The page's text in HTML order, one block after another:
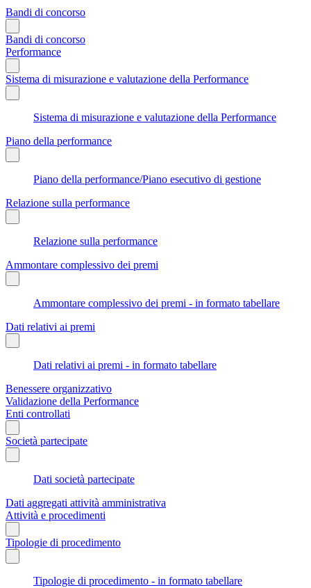
Bandi di concorso
Bandi di concorso
Performance
Sistema di misurazione e valutazione della Performance
Sistema di misurazione e valutazione della Performance
Piano della performance
Piano della performance/Piano esecutivo di gestione
Relazione sulla performance
Relazione sulla performance
Ammontare complessivo dei premi
Ammontare complessivo dei premi - in formato tabellare
Dati relativi ai premi
Dati relativi ai premi - in formato tabellare
Benessere organizzativo
Validazione della Performance
Enti controllati
Società partecipate
Dati società partecipate
Dati aggregati attività amministrativa
Attività e procedimenti
Tipologie di procedimento
Tipologie di procedimento - in formato tabellare